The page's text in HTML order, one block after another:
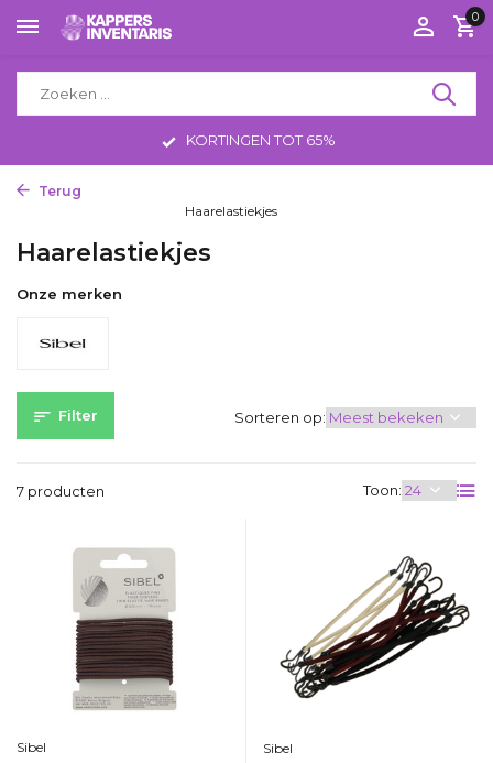
0
KORTINGEN TOT 65%
Terug
Haarelastiekjes
Haarelastiekjes
Onze merken
Filter
7 producten Toon:
Sorteren op:
Sibel Sibel